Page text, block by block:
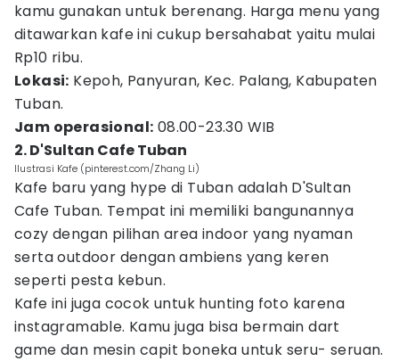
kamu gunakan untuk berenang. Harga menu yang
ditawarkan kafe ini cukup bersahabat yaitu mulai
Rp10 ribu.
Lokasi: Kepoh, Panyuran, Kec. Palang, Kabupaten
Tuban.
Jam operasional: 08.00-23.30 WIB
2. D'Sultan Cafe Tuban
Ilustrasi Kafe (pinterest.com/Zhang Li)
Kafe baru yang hype di Tuban adalah D'Sultan
Cafe Tuban. Tempat ini memiliki bangunannya
cozy dengan pilihan area indoor yang nyaman
serta outdoor dengan ambiens yang keren
seperti pesta kebun.
Kafe ini juga cocok untuk hunting foto karena
instagramable. Kamu juga bisa bermain dart
game dan mesin capit boneka untuk seru- seruan.